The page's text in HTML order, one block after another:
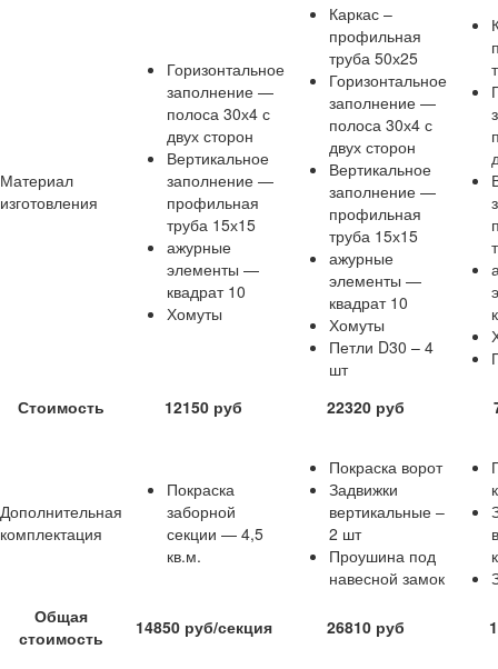
Материал
изготовления
Горизонтальное
заполнение —
полоса 30х4 с
двух сторон
Вертикальное
заполнение —
профильная
труба 15х15
ажурные
элементы —
квадрат 10
Хомуты
Каркас –
профильная
труба 50х25
Горизонтальное
заполнение —
полоса 30х4 с
двух сторон
Вертикальное
заполнение —
профильная
труба 15х15
ажурные
элементы —
квадрат 10
Хомуты
Петли D30 – 4
шт
Стоимость 12150 руб 22320 руб
Дополнительная
комплектация
Покраска
заборной
секции — 4,5
кв.м.
Покраска ворот
Задвижки
вертикальные –
2 шт
Проушина под
навесной замок
Общая
стоимость
14850 руб/секция 26810 руб